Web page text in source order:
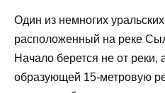
Один из немногих
расположенный на реке
Начало берется не от реки,
образующей 15-метровую